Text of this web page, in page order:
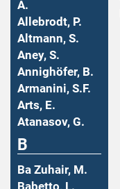
A.
Allebrodt, P.
Altmann, S.
Aney, S.
Annighöfer, B.
Armanini, S.F.
Arts, E.
Atanasov, G.
B
Ba Zuhair, M.
Babetto, L.